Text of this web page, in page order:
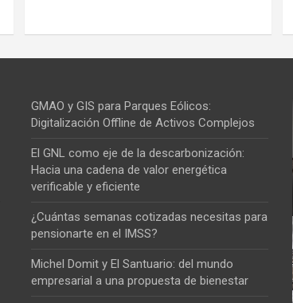
GMAO y GIS para Parques Eólicos:
Digitalización Offline de Activos Complejos
El GNL como eje de la descarbonización:
Hacia una cadena de valor energética
verificable y eficiente
¿Cuántas semanas cotizadas necesitas para
pensionarte en el IMSS?
Michel Domit y El Santuario: del mundo
empresarial a una propuesta de bienestar